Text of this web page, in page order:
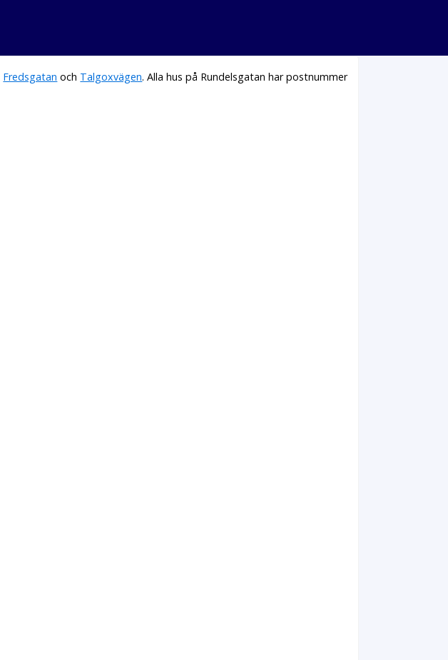
Fredsgatan och Talgoxvägen. Alla hus på Rundelsgatan har postnummer